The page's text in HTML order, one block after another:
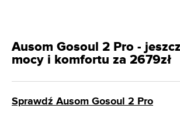
Ausom Gosoul 2 Pro -
mocy i komfortu za 2679zł
Sprawdź Ausom Gosoul 2 Pro